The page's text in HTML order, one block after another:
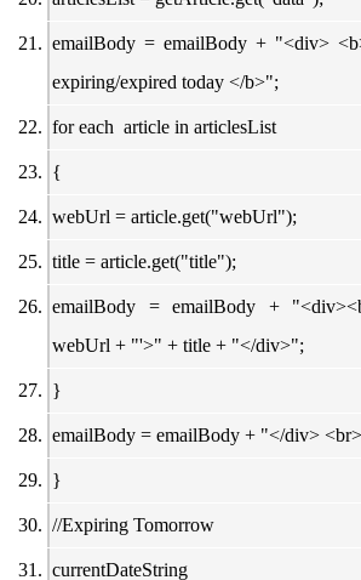
emailBody = emailBody + "<div>
expiring/expired today </b>";
for each article in articlesList
{
webUrl = article.get("webUrl");
title = article.get("title");
emailBody = emailBody +
webUrl + "'>" + title + "</div>";
}
emailBody = emailBody + "</div>
}
//Expiring Tomorrow